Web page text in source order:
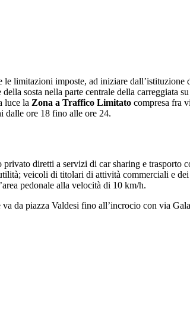
le limitazioni imposte, ad iniziare dall’istituzione
sosta nella parte centrale della carreggiata
luce la Zona a Traffico Limitato compresa fra
ore 18 fino alle ore 24.
diretti a servizi di car sharing e trasporto
veicoli di titolari di attività commerciali e
pedonale alla velocità di 10 km/h.
da piazza Valdesi fino all’incrocio con via